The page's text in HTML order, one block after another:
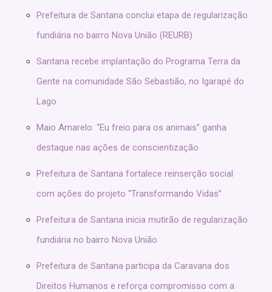
Prefeitura de Santana conclui etapa de regularização
fundiária no bairro Nova União (REURB)
Santana recebe implantação do Programa Terra da
Gente na comunidade São Sebastião, no Igarapé do
Lago
Maio Amarelo: “Eu freio para os animais” ganha
destaque nas ações de conscientização
Prefeitura de Santana fortalece reinserção social
com ações do projeto “Transformando Vidas”
Prefeitura de Santana inicia mutirão de regularização
fundiária no bairro Nova União
Prefeitura de Santana participa da Caravana dos
Direitos Humanos e reforça compromisso com a